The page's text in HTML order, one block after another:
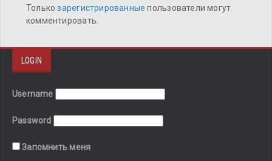
Толькозарегистрированныепользователи могут
комментировать.
LOGIN
Username
Password
Запомнить меня